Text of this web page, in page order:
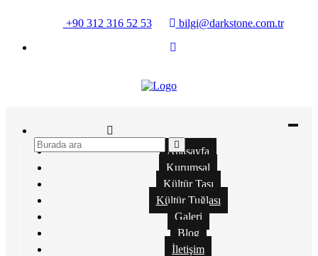
+90 312 316 52 53 bilgi@darkstone.com.tr
Anasayfa
Kurumsal
Kültür Taşı
Kültür Tuğlası
Galeri
Blog
İletişim